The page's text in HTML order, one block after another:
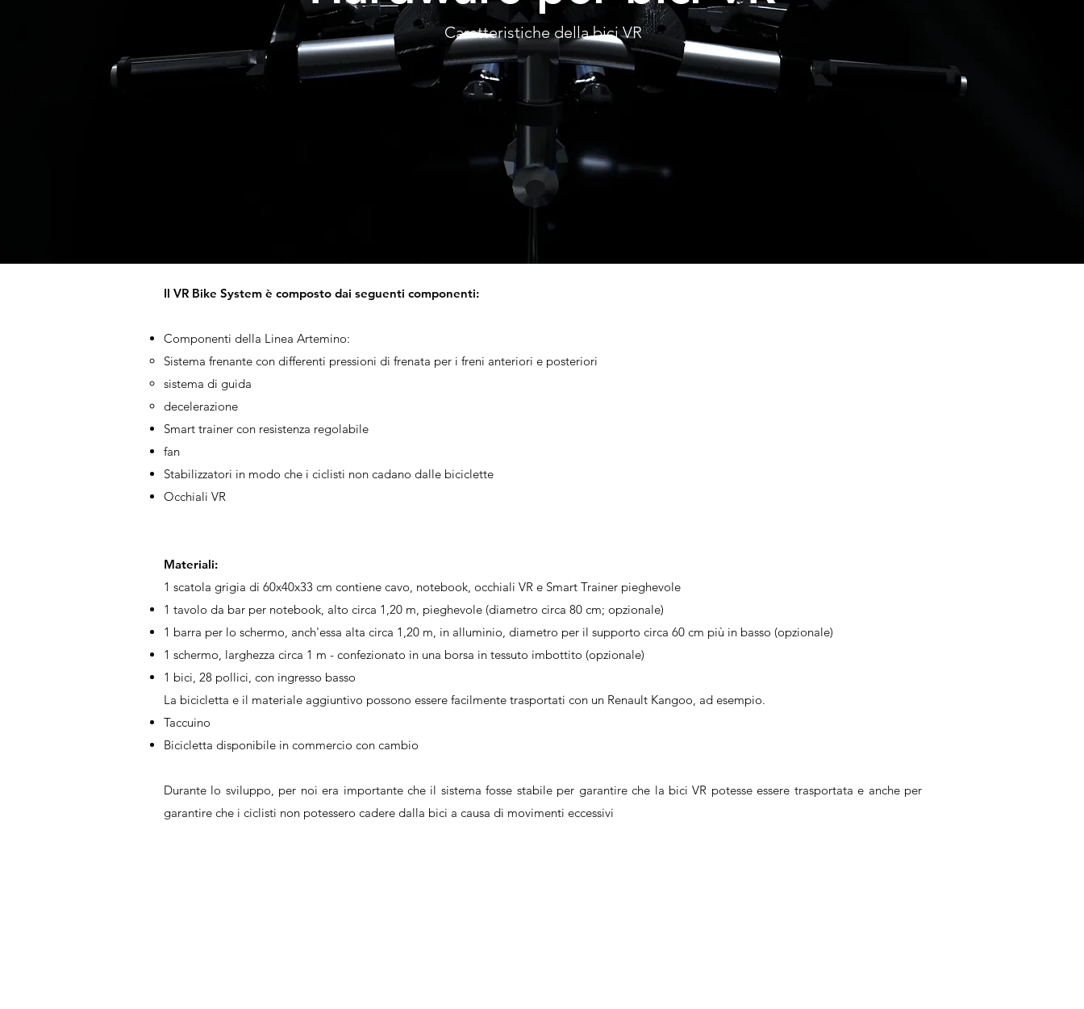
Caratteristiche della bici VR
Il VR Bike System è composto dai seguenti componenti:
Componenti della Linea Artemino:
Sistema frenante con differenti pressioni di frenata per i freni anteriori e posteriori
sistema di guida
decelerazione
Smart trainer con resistenza regolabile
fan
Stabilizzatori in modo che i ciclisti non cadano dalle biciclette
Occhiali VR
Materiali:
1 scatola grigia di 60x40x33 cm contiene cavo, notebook, occhiali VR e Smart Trainer pieghevole
1 tavolo da bar per notebook, alto circa 1,20 m, pieghevole (diametro circa 80 cm; opzionale)
1 barra per lo schermo, anch'essa alta circa 1,20 m, in alluminio, diametro per il supporto circa 60 cm più in basso (opzionale)
1 schermo, larghezza circa 1 m - confezionato in una borsa in tessuto imbottito (opzionale)
1 bici, 28 pollici, con ingresso basso
La bicicletta e il materiale aggiuntivo possono essere facilmente trasportati con un Renault Kangoo, ad esempio.
Taccuino
Bicicletta disponibile in commercio con cambio
Durante lo sviluppo, per noi era importante che il sistema fosse stabile per garantire che la bici VR potesse essere trasportata e anche per
garantire che i ciclisti non potessero cadere dalla bici a causa di movimenti eccessivi